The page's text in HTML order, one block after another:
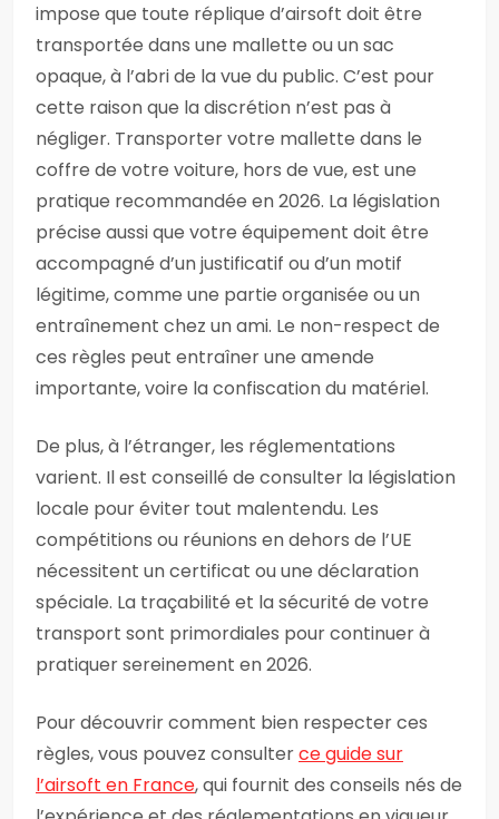
impose que toute réplique d’airsoft doit être
transportée dans une mallette ou un sac
opaque, à l’abri de la vue du public. C’est pour
cette raison que la discrétion n’est pas à
négliger. Transporter votre mallette dans le
coffre de votre voiture, hors de vue, est une
pratique recommandée en 2026. La législation
précise aussi que votre équipement doit être
accompagné d’un justificatif ou d’un motif
légitime, comme une partie organisée ou un
entraînement chez un ami. Le non-respect de
ces règles peut entraîner une amende
importante, voire la confiscation du matériel.
De plus, à l’étranger, les réglementations
varient. Il est conseillé de consulter la législation
locale pour éviter tout malentendu. Les
compétitions ou réunions en dehors de l’UE
nécessitent un certificat ou une déclaration
spéciale. La traçabilité et la sécurité de votre
transport sont primordiales pour continuer à
pratiquer sereinement en 2026.
Pour découvrir comment bien respecter ces
règles, vous pouvez consulterce guide sur
l’airsoft en France, qui fournit des conseils nés de